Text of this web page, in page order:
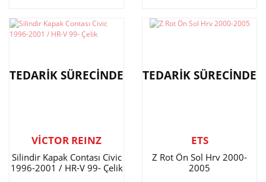
TEDARİK SÜRECİNDE
VİCTOR REINZ
Silindir Kapak Contası Civic
1996-2001 / HR-V 99- Çelik
TEDARİK SÜRECİNDE
ETS
Z Rot Ön Sol Hrv 2000-
2005